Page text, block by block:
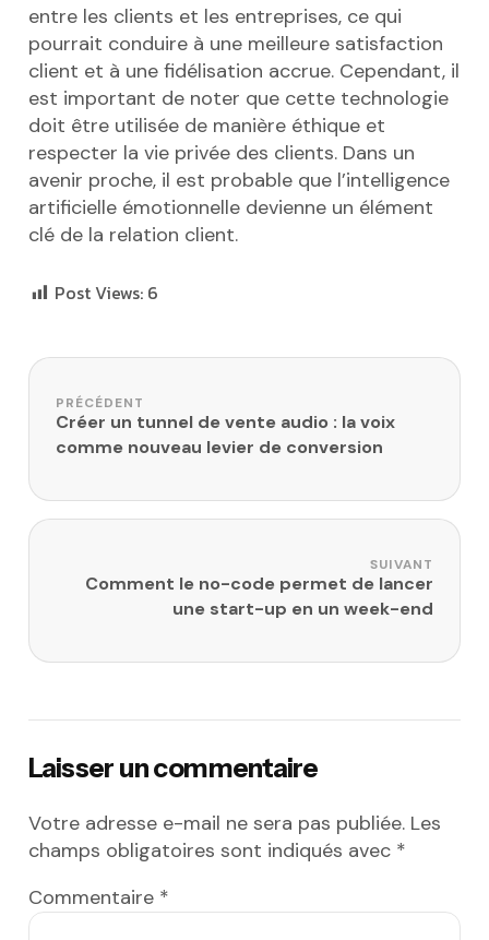
entre les clients et les entreprises, ce qui
pourrait conduire à une meilleure satisfaction
client et à une fidélisation accrue. Cependant, il
est important de noter que cette technologie
doit être utilisée de manière éthique et
respecter la vie privée des clients. Dans un
avenir proche, il est probable que l’intelligence
artificielle émotionnelle devienne un élément
clé de la relation client.
Post Views: 6
Navigation de l’article
PRÉCÉDENT
Créer un tunnel de vente audio : la voix
comme nouveau levier de conversion
SUIVANT
Comment le no-code permet de lancer
une start-up en un week-end
Laisser un commentaire
Votre adresse e-mail ne sera pas publiée. Les
champs obligatoires sont indiqués avec *
Commentaire *